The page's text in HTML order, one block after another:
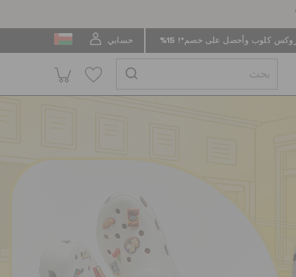
كلوب وأحصل على خصم*! 15% حسابي